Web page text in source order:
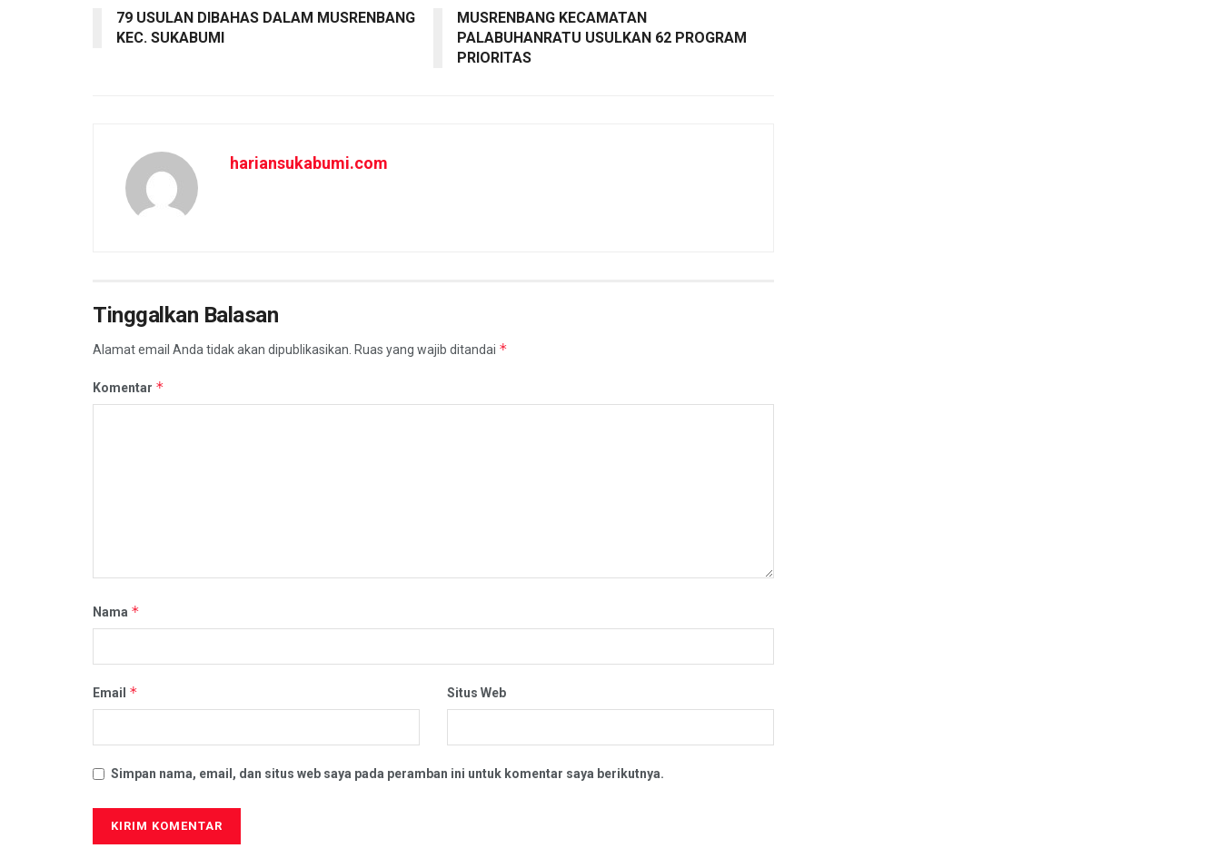
79 USULAN DIBAHAS DALAM MUSRENBANG
KEC. SUKABUMI
MUSRENBANG KECAMATAN
PALABUHANRATU USULKAN 62 PROGRAM
PRIORITAS
hariansukabumi.com
Tinggalkan Balasan
Alamat email Anda tidak akan dipublikasikan. Ruas yang wajib ditandai *
Komentar *
Nama *
Email * Situs Web
Simpan nama, email, dan situs web saya pada peramban ini untuk komentar saya berikutnya.